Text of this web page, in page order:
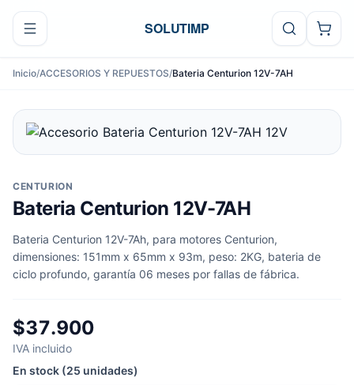
Ir al contenido
SOLUTIMP
Inicio/ACCESORIOS Y REPUESTOS/Bateria Centurion 12V-7AH
CENTURION
Bateria Centurion 12V-7AH
Bateria Centurion 12V-7Ah, para motores Centurion,
dimensiones: 151mm x 65mm x 93m, peso: 2KG, bateria de
ciclo profundo, garantía 06 meses por fallas de fábrica.
$37.900
IVA incluido
En stock (25 unidades)